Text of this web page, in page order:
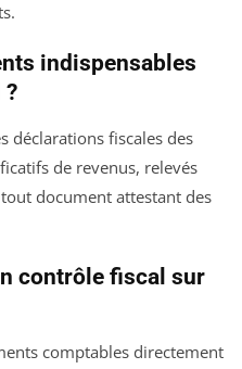
indispensables
déclarations fiscales des
de revenus, relevés
document attestant des
contrôle fiscal sur
comptables directement